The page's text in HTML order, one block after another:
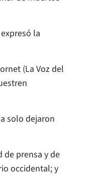
la
(La Voz del
solo dejaron
de prensa y de
occidental; y